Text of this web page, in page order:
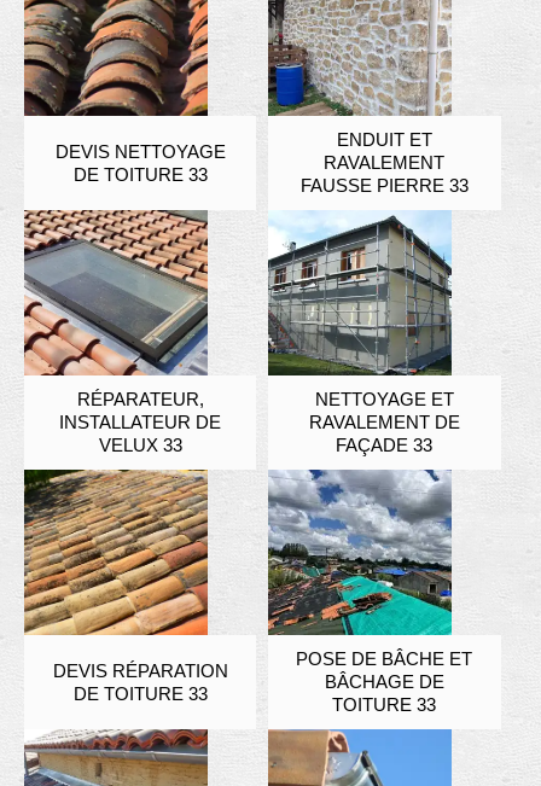
DEVIS NETTOYAGE
DE TOITURE 33
ENDUIT ET
RAVALEMENT
FAUSSE PIERRE 33
RÉPARATEUR,
INSTALLATEUR DE
VELUX 33
NETTOYAGE ET
RAVALEMENT DE
FAÇADE 33
DEVIS RÉPARATION
DE TOITURE 33
POSE DE BÂCHE ET
BÂCHAGE DE
TOITURE 33